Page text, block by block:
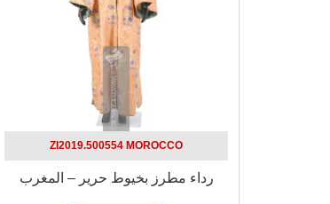
ZI2019.500554 MOROCCO
رداء مطرز بخيوط حرير – المغرب